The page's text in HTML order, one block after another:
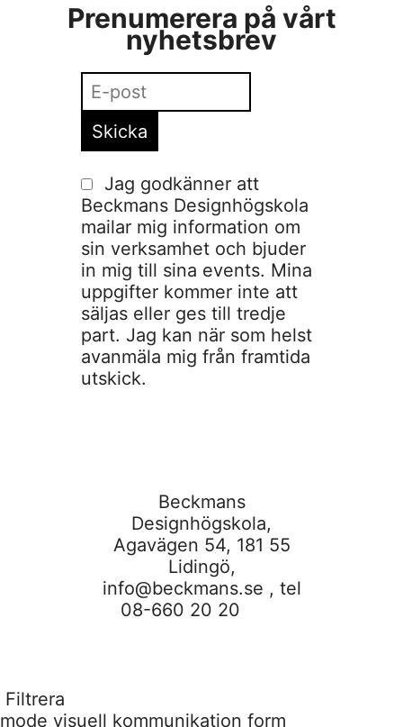
Prenumerera på vårt
nyhetsbrev
Jag godkänner att
Beckmans Designhögskola
mailar mig information om
sin verksamhet och bjuder
in mig till sina events. Mina
uppgifter kommer inte att
säljas eller ges till tredje
part. Jag kan när som helst
avanmäla mig från framtida
utskick.
Beckmans
Designhögskola,
Agavägen 54, 181 55
Lidingö,
info@beckmans.se , tel
08-660 20 20
Filtrera
mode visuell kommunikation form